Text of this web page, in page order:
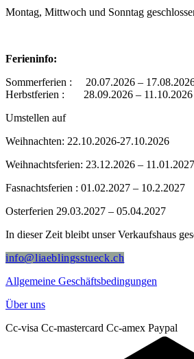
Montag, Mittwoch und Sonntag
Ferieninfo:
Sommerferien : 20.07.2026 –
Herbstferien : 28.09.2026 – 11.10.2026
Umstellen auf
Weihnachten: 22.10.2026-27.10.2026
Weihnachtsferien: 23.12.2026 – 11.01.2027
Fasnachtsferien : 01.02.2027 – 10.2.2027
Osterferien 29.03.2027 – 05.04.2027
In dieser Zeit bleibt unser Verkaufshaus
info@liaeblingsstueck.ch
Allgemeine Geschäftsbedingungen
Über uns
Cc-visa Cc-mastercard Cc-amex Paypal